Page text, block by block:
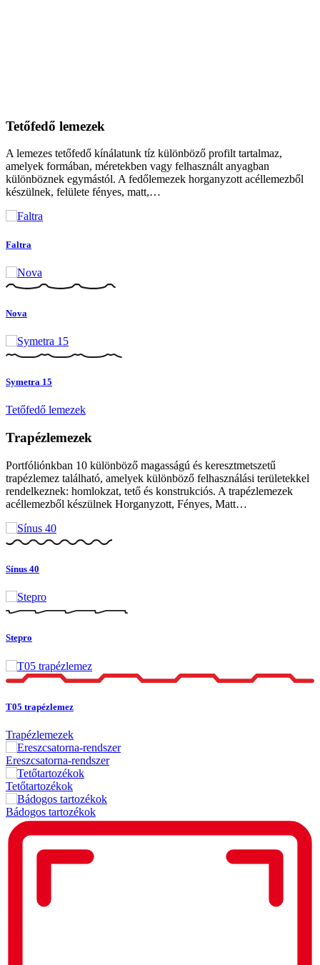
Tetőfedő lemezek
A lemezes tetőfedő kínálatunk tíz különböző profilt tartalmaz,
amelyek formában, méretekben vagy felhasznált anyagban
különböznek egymástól. A fedőlemezek horganyzott acéllemezből
készülnek, felülete fényes, matt,…
Faltra
Nova
Symetra 15
Tetőfedő lemezek
Trapézlemezek
Portfóliónkban 10 különböző magasságú és keresztmetszetű
trapézlemez található, amelyek különböző felhasználási területekkel
rendelkeznek: homlokzat, tető és konstrukciós. A trapézlemezek
acéllemezből készülnek Horganyzott, Fényes, Matt…
Sínus 40
Stepro
T05 trapézlemez
Trapézlemezek
Ereszcsatorna-rendszer
Tetőtartozékok
Bádogos tartozékok